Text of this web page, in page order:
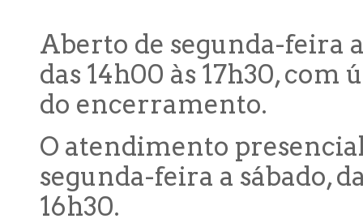
Aberto de segunda-feira
das 14h00 às 17h30,
do encerramento.
O atendimento
segunda-feira a sábado,
16h30.